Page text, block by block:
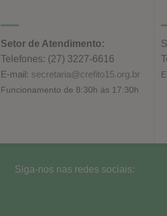
Setor de Atendimento:
Telefones: (27) 3227-6616
E-mail: secretaria@crefito15.org.br
Funcionamento de 8:30h às 17:30h
Siga-nos nas redes sociais: